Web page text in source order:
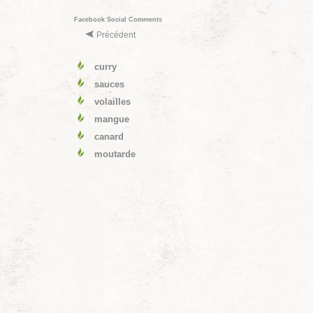
Facebook Social Comments
Précédent
curry
sauces
volailles
mangue
canard
moutarde